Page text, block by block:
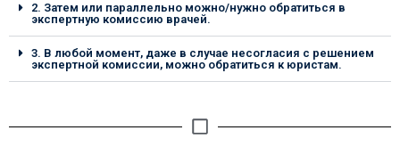
2. Затем или параллельно можно/нужно обратиться в
экспертную комиссию врачей.
3. В любой момент, даже в случае несогласия с решением
экспертной комиссии, можно обратиться к юристам.